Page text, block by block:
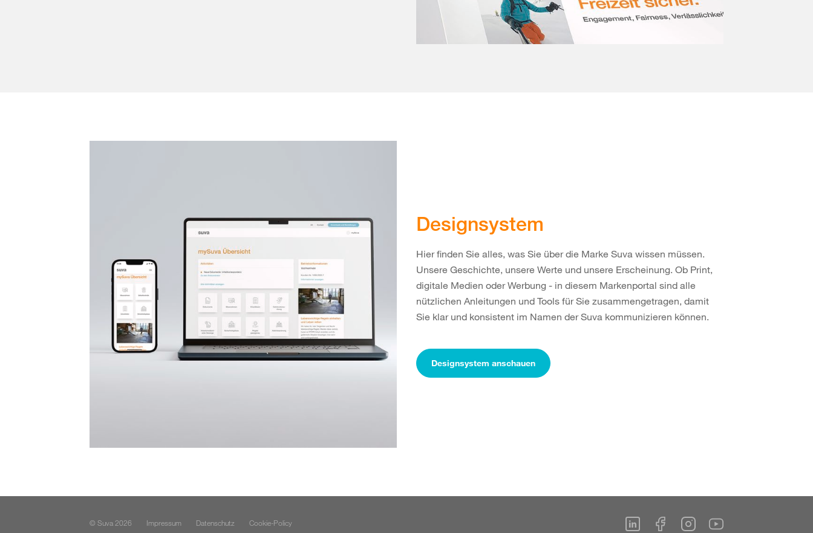
Designsystem
Hier finden Sie alles, was Sie über die Marke Suva wissen müssen.
Unsere Geschichte, unsere Werte und unsere Erscheinung. Ob Print,
digitale Medien oder Werbung - in diesem Markenportal sind alle
nützlichen Anleitungen und Tools für Sie zusammengetragen, damit
Sie klar und konsistent im Namen der Suva kommunizieren können.
Designsystem anschauen
© Suva 2026 Impressum Datenschutz Cookie-Policy